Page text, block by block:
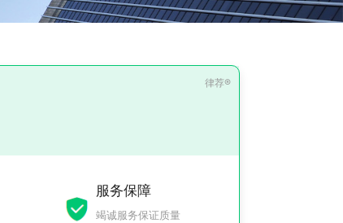
服务保障
竭诚服务保证质量